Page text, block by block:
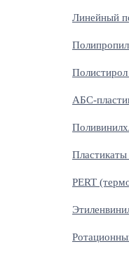
Линейный
АБС-
PERT